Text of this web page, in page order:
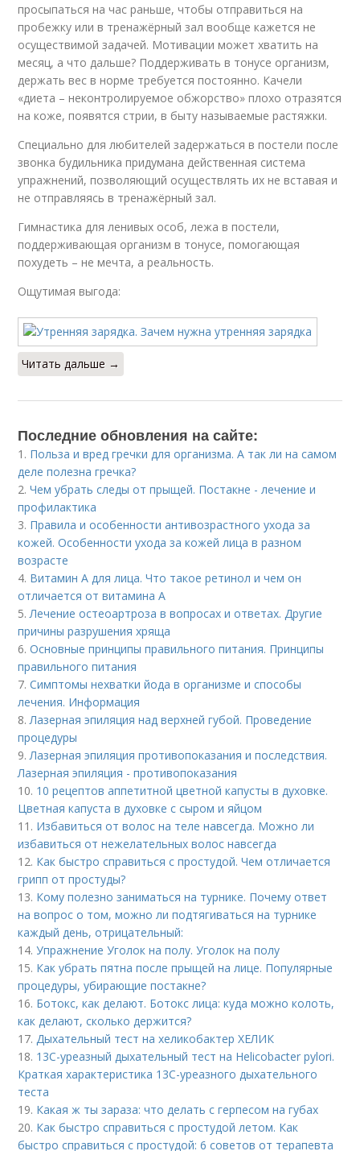
просыпаться на час раньше, чтобы отправиться на
пробежку или в тренажёрный зал вообще кажется не
осуществимой задачей. Мотивации может хватить на
месяц, а что дальше? Поддерживать в тонусе организм,
держать вес в норме требуется постоянно. Качели
«диета – неконтролируемое обжорство» плохо отразятся
на коже, появятся стрии, в быту называемые растяжки.
Специально для любителей задержаться в постели после
звонка будильника придумана действенная система
упражнений, позволяющий осуществлять их не вставая и
не отправляясь в тренажёрный зал.
Гимнастика для ленивых особ, лежа в постели,
поддерживающая организм в тонусе, помогающая
похудеть – не мечта, а реальность.
Ощутимая выгода:
Читать дальше →
Последние обновления на сайте:
1. Польза и вред гречки для организма. А так ли на самом
деле полезна гречка?
2.Чем убрать следы от прыщей. Постакне - лечение и
профилактика
3. Правила и особенности антивозрастного ухода за
кожей. Особенности ухода за кожей лица в разном
возрасте
4. Витамин A для лица. Что такое ретинол и чем он
отличается от витамина А
5. Лечение остеоартроза в вопросах и ответах. Другие
причины разрушения хряща
6.Основные принципы правильного питания. Принципы
правильного питания
7.Симптомы нехватки йода в организме и способы
лечения. Информация
8. Лазерная эпиляция над верхней губой. Проведение
процедуры
9. Лазерная эпиляция противопоказания и последствия.
Лазерная эпиляция - противопоказания
10. 10 рецептов аппетитной цветной капусты в духовке.
Цветная капуста в духовке с сыром и яйцом
11. Избавиться от волос на теле навсегда. Можно ли
избавиться от нежелательных волос навсегда
12. Как быстро справиться с простудой. Чем отличается
грипп от простуды?
13. Кому полезно заниматься на турнике. Почему ответ
на вопрос о том, можно ли подтягиваться на турнике
каждый день, отрицательный:
14.Упражнение Уголок на полу. Уголок на полу
15. Как убрать пятна после прыщей на лице. Популярные
процедуры, убирающие постакне?
16. Ботокс, как делают. Ботокс лица: куда можно колоть,
как делают, сколько держится?
17. Дыхательный тест на хеликобактер ХЕЛИК
18. 13С-уреазный дыхательный тест на Helicobacter pylori.
Краткая характеристика 13С-уреазного дыхательного
теста
19. Какая ж ты зараза: что делать с герпесом на губах
20. Как быстро справиться с простудой летом. Как
быстро справиться с простудой: 6 советов от терапевта